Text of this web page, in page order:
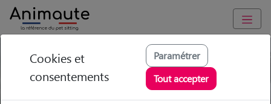
Trouvez votre gardien idéal !
Cookies et
consentements
Paramétrer
Tout accepter